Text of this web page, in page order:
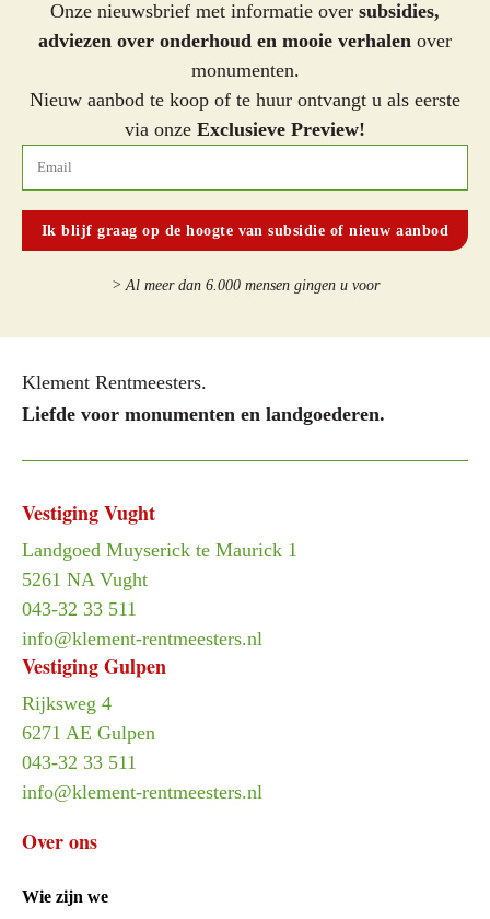
Onze nieuwsbrief met informatie over subsidies,
adviezen over onderhoud en mooie verhalen over
monumenten.
Nieuw aanbod te koop of te huur ontvangt u als eerste
via onze Exclusieve Preview!
> Al meer dan 6.000 mensen gingen u voor
Klement Rentmeesters.
Liefde voor monumenten en landgoederen.
Vestiging Vught
Landgoed Muyserick te Maurick 1
5261 NA Vught
043-32 33 511
info@klement-rentmeesters.nl
Vestiging Gulpen
Rijksweg 4
6271 AE Gulpen
043-32 33 511
info@klement-rentmeesters.nl
Over ons
Wie zijn we